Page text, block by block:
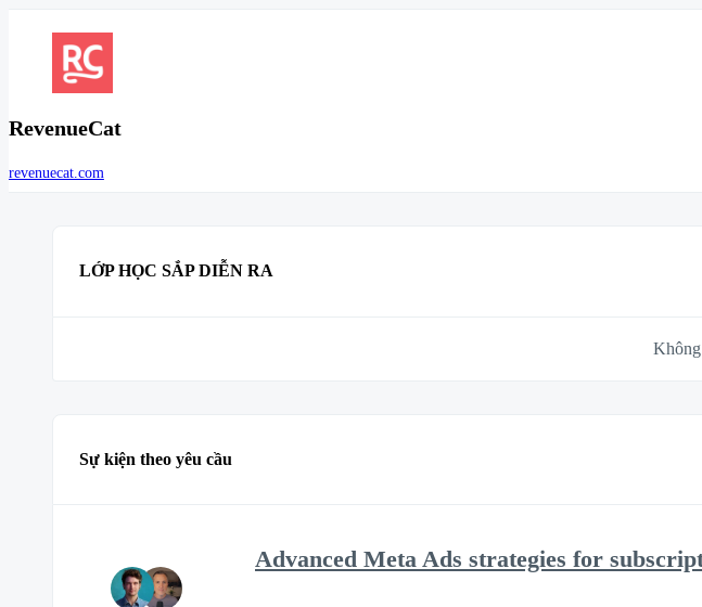
RevenueCat
revenuecat.com
LỚP HỌC SẮP DIỄN RA
Sự kiện theo yêu cầu
Advanced Meta Ads strategies for